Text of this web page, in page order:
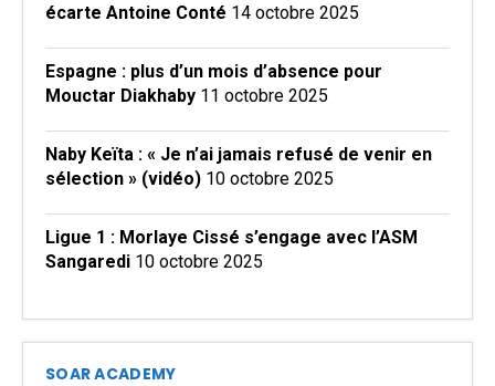
écarte Antoine Conté 14 octobre 2025
Espagne : plus d’un mois d’absence pour
Mouctar Diakhaby 11 octobre 2025
Naby Keïta : « Je n’ai jamais refusé de venir en
sélection » (vidéo) 10 octobre 2025
Ligue 1 : Morlaye Cissé s’engage avec l’ASM
Sangaredi 10 octobre 2025
SOAR ACADEMY